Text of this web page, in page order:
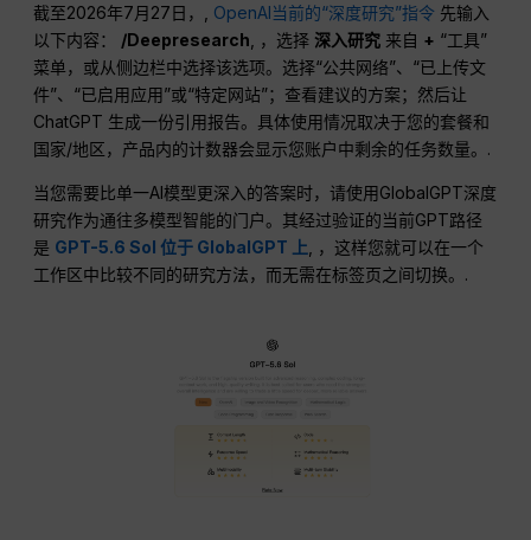
截至2026年7月27日，, OpenAI当前的“深度研究”指令 先输入
以下内容： /Deepresearch , ，选择 深入研究 来自 + “工具”
菜单，或从侧边栏中选择该选项。选择“公共网络”、“已上传文
件”、“已启用应用”或“特定网站”；查看建议的方案；然后让
ChatGPT 生成一份引用报告。具体使用情况取决于您的套餐和
国家/地区，产品内的计数器会显示您账户中剩余的任务数量。.
当您需要比单一AI模型更深入的答案时，请使用GlobalGPT深度
研究作为通往多模型智能的门户。其经过验证的当前GPT路径
是 GPT-5.6 Sol 位于 GlobalGPT 上 , ，这样您就可以在一个
工作区中比较不同的研究方法，而无需在标签页之间切换。.